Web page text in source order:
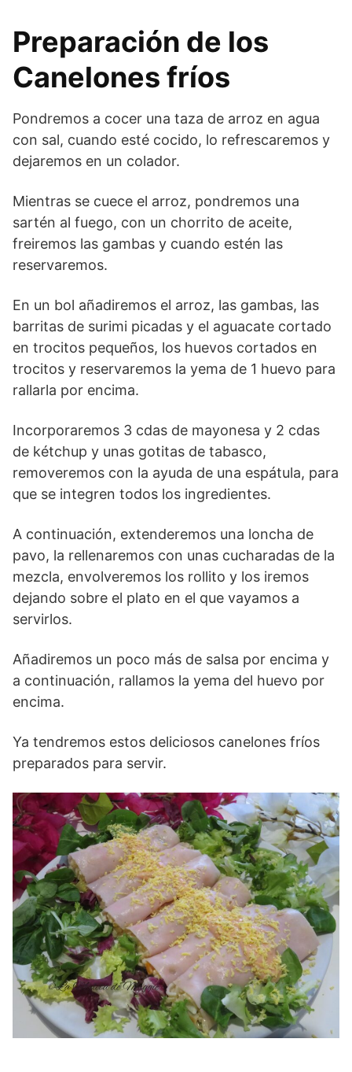
Preparación de los
Canelones fríos
Pondremos a cocer una taza de arroz en agua
con sal, cuando esté cocido, lo refrescaremos y
dejaremos en un colador.
Mientras se cuece el arroz, pondremos una
sartén al fuego, con un chorrito de aceite,
freiremos las gambas y cuando estén las
reservaremos.
En un bol añadiremos el arroz, las gambas, las
barritas de surimi picadas y el aguacate cortado
en trocitos pequeños, los huevos cortados en
trocitos y reservaremos la yema de 1 huevo para
rallarla por encima.
Incorporaremos 3 cdas de mayonesa y 2 cdas
de kétchup y unas gotitas de tabasco,
removeremos con la ayuda de una espátula, para
que se integren todos los ingredientes.
A continuación, extenderemos una loncha de
pavo, la rellenaremos con unas cucharadas de la
mezcla, envolveremos los rollito y los iremos
dejando sobre el plato en el que vayamos a
servirlos.
Añadiremos un poco más de salsa por encima y
a continuación, rallamos la yema del huevo por
encima.
Ya tendremos estos deliciosos canelones fríos
preparados para servir.